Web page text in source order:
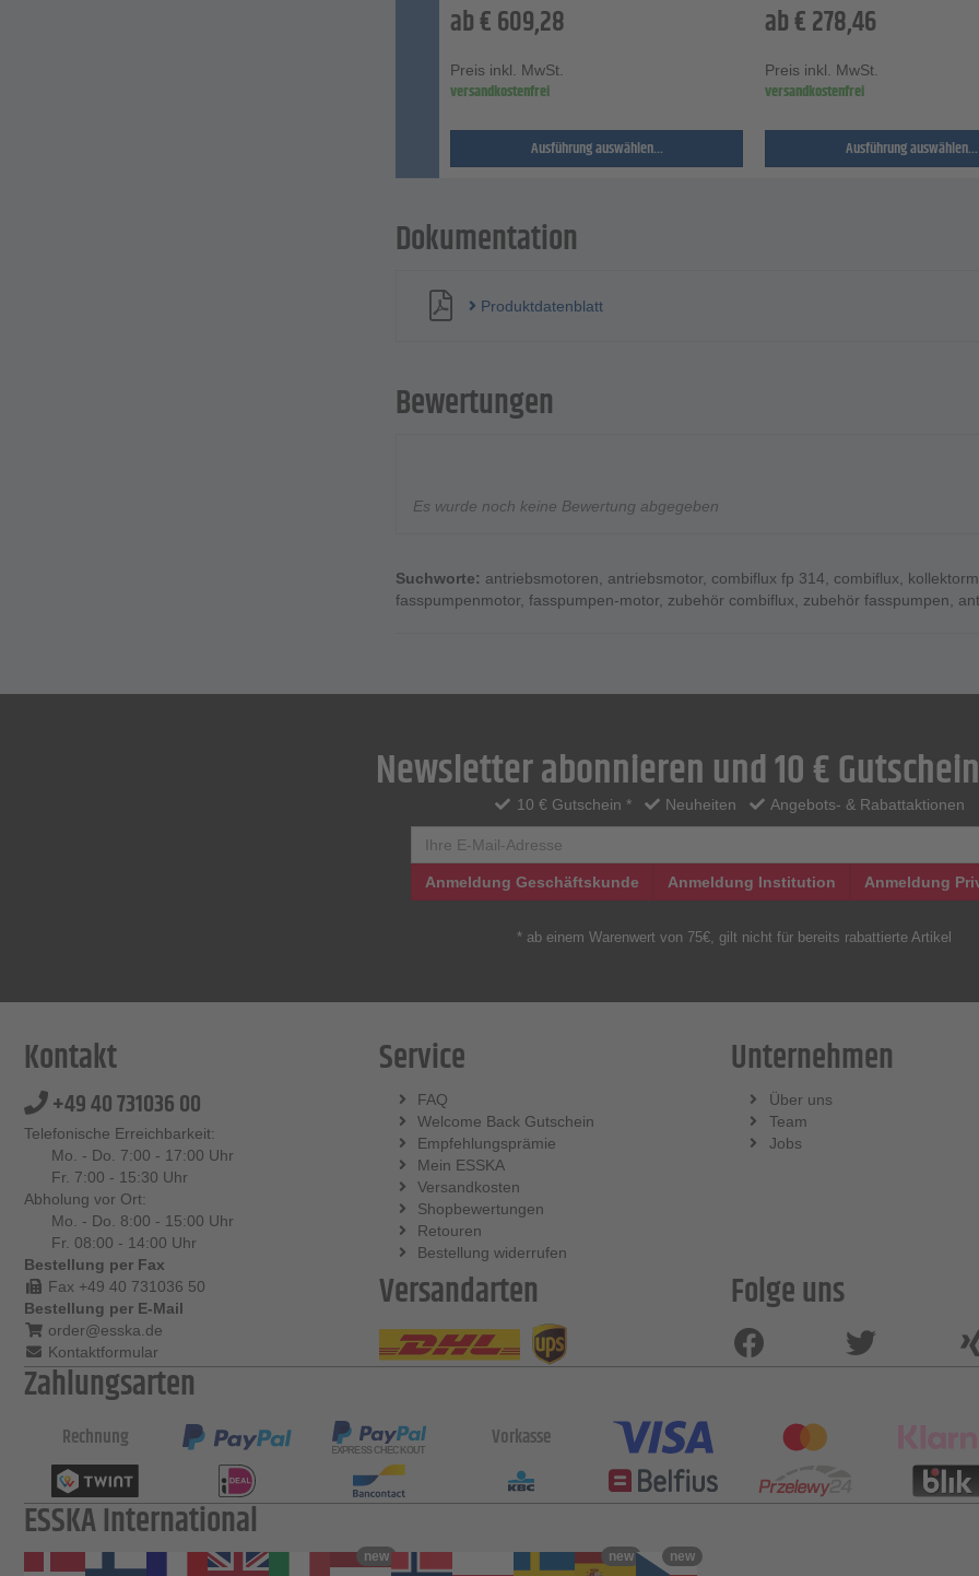
ab€609,28
Preis inkl. MwSt.
versandkostenfrei
Ausführung auswählen...
ab€278,46
Preis inkl. MwSt.
versandkostenfrei
Ausführung auswählen...
Dokumentation
Produktdatenblatt
Bewertungen
Es wurde noch keine Bewertung abgegeben
Suchworte: antriebsmotoren antriebsmotor combiflux fp 314 combiflux
fasspumpenmotor fasspumpen-motor zubehör combiflux zubehör fasspumpen
Newsletter abonnieren und 10 €
10 € Gutschein * Neuheiten Angebots- & Rabattaktionen
Anmeldung Geschäftskunde Anmeldung Institution Anmeldung
* ab einem Warenwert von 75€, gilt nicht für bereits rabattierte Artikel
Kontakt
+49 40 731036 00
Telefonische Erreichbarkeit:
Mo. - Do. 7:00 - 17:00 Uhr
Fr. 7:00 - 15:30 Uhr
Abholung vor Ort:
Mo. - Do. 8:00 - 15:00 Uhr
Fr. 08:00 - 14:00 Uhr
Bestellung per Fax
Fax +49 40 731036 50
Bestellung per E-Mail
order@esska.de
Kontaktformular
Service
FAQ
Welcome Back Gutschein
Empfehlungsprämie
Mein ESSKA
Versandkosten
Shopbewertungen
Retouren
Bestellung widerrufen
Unternehmen
Über uns
Team
Jobs
Versandarten
Folge uns
Zahlungsarten
Rechnung Vorkasse
ESSKA International
new new new